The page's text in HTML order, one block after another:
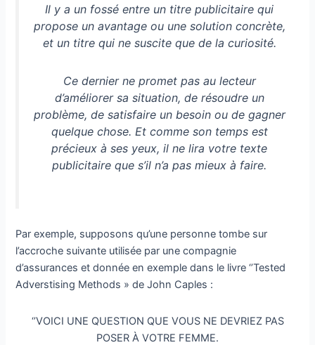
Il y a un fossé entre un titre publicitaire qui
propose un avantage ou une solution concrète,
et un titre qui ne suscite que de la curiosité.
Ce dernier ne promet pas au lecteur
d’améliorer sa situation, de résoudre un
problème, de satisfaire un besoin ou de gagner
quelque chose. Et comme son temps est
précieux à ses yeux, il ne lira votre texte
publicitaire que s’il n’a pas mieux à faire.
Par exemple, supposons qu’une personne tombe sur
l’accroche suivante utilisée par une compagnie
d’assurances et donnée en exemple dans le livre ‘’Tested
Adverstising Methods » de John Caples :
‘’VOICI UNE QUESTION QUE VOUS NE DEVRIEZ PAS
POSER À VOTRE FEMME.